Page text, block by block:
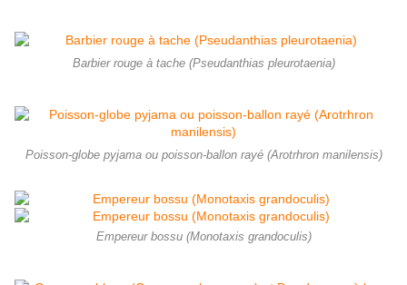
Barbier rouge à tache (Pseudanthias pleurotaenia)
Poisson-globe pyjama ou poisson-ballon rayé (Arotrhron manilensis)
Empereur bossu (Monotaxis grandoculis)